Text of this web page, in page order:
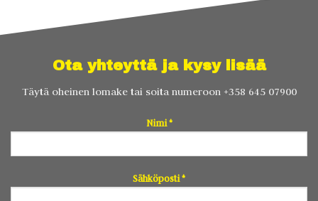
Ota yhteyttä ja kysy lisää
Täytä oheinen lomake tai soita numeroon +358 645 07900
Nimi *
Sähköposti *